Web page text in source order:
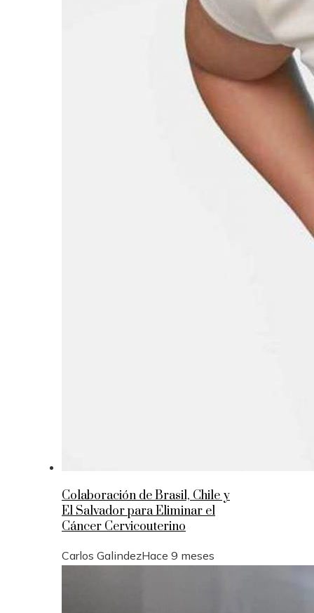
Colaboración de Brasil, Chile y
El Salvador para Eliminar el
Cáncer Cervicouterino
Carlos GalindezHace 9 meses